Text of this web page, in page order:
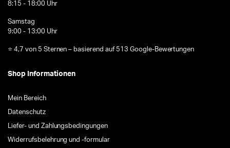
8:15 - 18:00 Uhr
Samstag
9:00 - 13:00 Uhr
⭐ 4,7 von 5 Sternen – basierend auf 513 Google-Bewertungen
Shop Informationen
Mein Bereich
Datenschutz
Liefer- und Zahlungsbedingungen
Widerrufsbelehrung und -formular